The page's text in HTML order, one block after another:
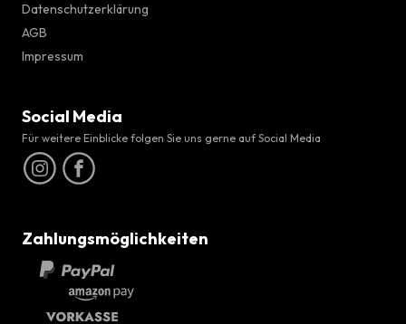
Datenschutzerklärung
AGB
Impressum
Social Media
Für weitere Einblicke folgen Sie uns gerne auf Social Media
Zahlungsmöglichkeiten